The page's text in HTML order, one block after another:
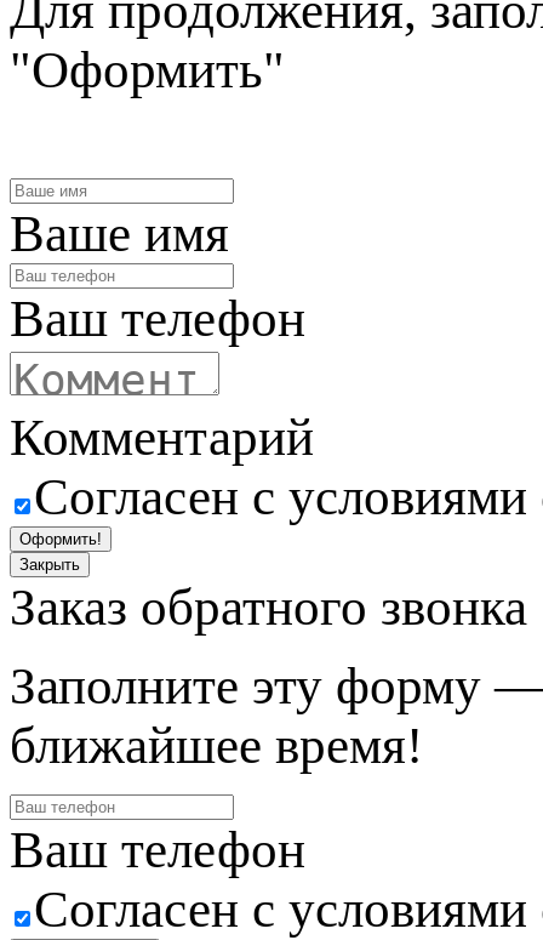
"Оформить"
Ваше имя
Ваш телефон
Комментарий
Согласен с
Оформить!
Закрыть
Заказ обратного звонка
Заполните эту форму
ближайшее время!
Ваш телефон
Согласен с